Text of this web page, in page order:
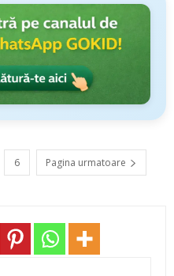
6 Pagina urmatoare